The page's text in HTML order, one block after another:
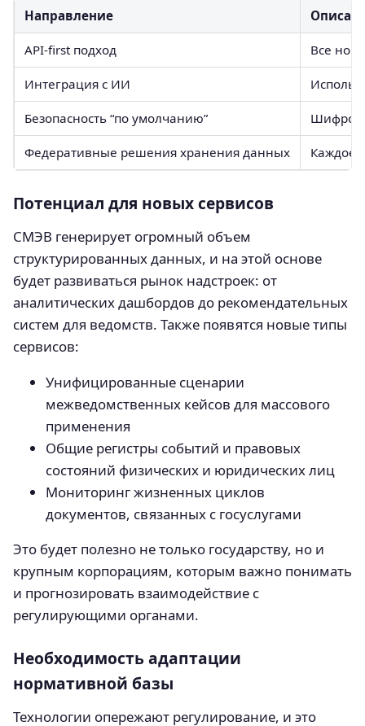
Направление
API-first подход Все
Интеграция с ИИ
Безопасность “по умолчанию”
Федеративные решения хранения данных Каждое
Потенциал для новых сервисов
СМЭВ генерирует огромный объем
структурированных данных, и на этой основе
будет развиваться рынок надстроек: от
аналитических дашбордов до рекомендательных
систем для ведомств. Также появятся новые типы
сервисов:
Унифицированные сценарии
межведомственных кейсов для массового
применения
Общие регистры событий и правовых
состояний физических и юридических лиц
Мониторинг жизненных циклов
документов, связанных с госуслугами
Это будет полезно не только государству, но и
крупным корпорациям, которым важно понимать
и прогнозировать взаимодействие с
регулирующими органами.
Необходимость адаптации
нормативной базы
Технологии опережают регулирование, и это